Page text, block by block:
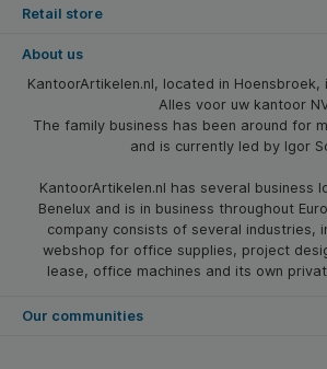
Retail store
About us
KantoorArtikelen.nl, located in
Alles voor uw kantoor
The family business has been around for
and is currently led by Igor
KantoorArtikelen.nl has several business
Benelux and is in business throughout
company consists of several industries,
webshop for office supplies, project
lease, office machines and its own
Our communities